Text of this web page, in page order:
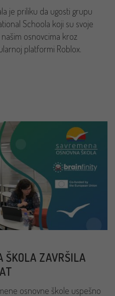
je priliku da ugosti grupu
Schoola koji su svoje
osnovcima kroz
platformi Roblox.
ŠKOLA ZAVRŠILA
osnovne škole uspešno